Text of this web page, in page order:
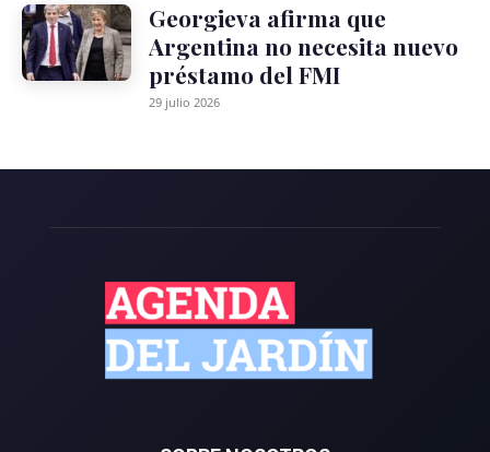
Georgieva afirma que
Argentina no necesita nuevo
préstamo del FMI
29 julio 2026